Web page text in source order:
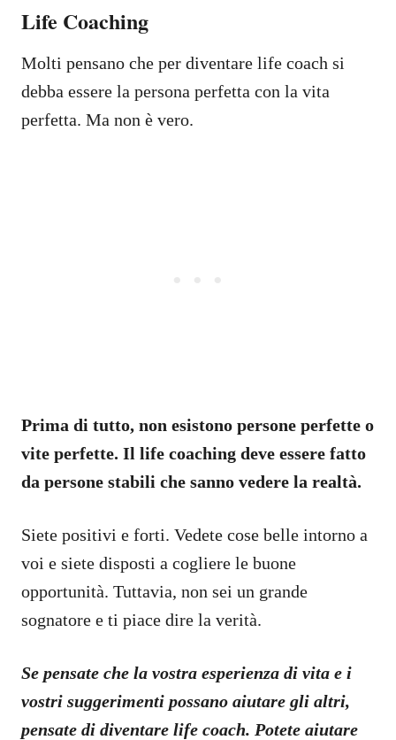
Life Coaching
Molti pensano che per diventare life coach si
debba essere la persona perfetta con la vita
perfetta. Ma non è vero.
Prima di tutto, non esistono persone perfette o
vite perfette. Il life coaching deve essere fatto
da persone stabili che sanno vedere la realtà.
Siete positivi e forti. Vedete cose belle intorno a
voi e siete disposti a cogliere le buone
opportunità. Tuttavia, non sei un grande
sognatore e ti piace dire la verità.
Se pensate che la vostra esperienza di vita e i
vostri suggerimenti possano aiutare gli altri,
pensate di diventare life coach. Potete aiutare